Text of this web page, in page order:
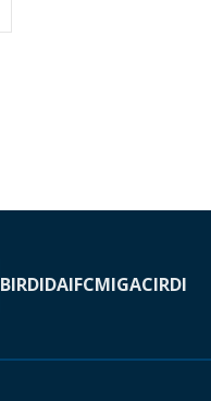
BIRDIDAIFCMIGACIRDI